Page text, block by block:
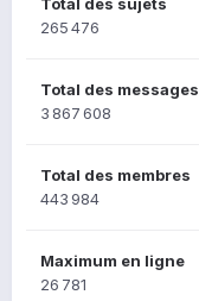
265 476
Total des messages
3 867 608
Total des membres
443 984
Maximum en ligne
26 781